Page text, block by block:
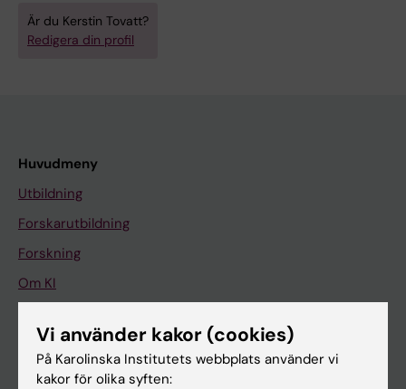
Är du Kerstin Tovatt?
Redigera din profil
Huvudmeny
Utbildning
Forskarutbildning
Forskning
Om KI
På gång
Nyheter
Vi använder kakor (cookies)
På Karolinska Institutets webbplats använder vi
kakor för olika syften: